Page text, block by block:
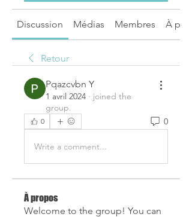
Discussion Médias Membres À
Retour
Pqazcvbn Y
1 avril 2024 · joined the
group.
0 0
Write a comment...
À propos
Welcome to the group! You can